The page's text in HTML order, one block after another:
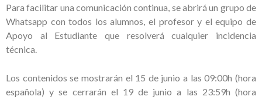
Para facilitar una comunicación continua, se abrirá un grupo de
Whatsapp con todos los alumnos, el profesor y el equipo de
Apoyo al Estudiante que resolverá cualquier incidencia
técnica.
Los contenidos se mostrarán el 15 de junio a las 09:00h (hora
española) y se cerrarán el 19 de junio a las 23:59h (hora